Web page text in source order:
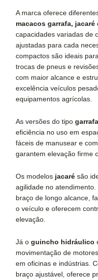
A marca oferece
macacos garrafa,
capacidades variadas de
ajustadas para cada
compactos são ideais
trocas de pneus e
com maior alcance e
excelência veículos
equipamentos agrícolas.
As versões do tipo garrafa
eficiência no uso em
fáceis de manusear e
garantem elevação firme
Os modelos jacaré são
agilidade no
braço de longo alcance,
o veículo e oferecem
elevação.
Já o guincho hidráulico
movimentação de
em oficinas e indústrias.
braço ajustável, oferece